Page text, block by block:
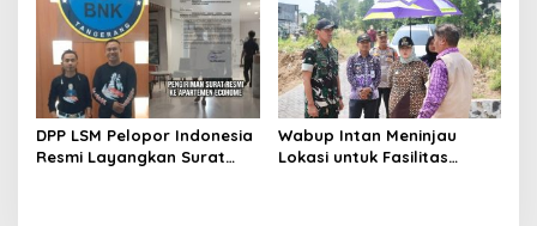
DPP LSM Pelopor Indonesia
Resmi Layangkan Surat
Wabup Intan Meninjau
Lokasi untuk Fasilitas